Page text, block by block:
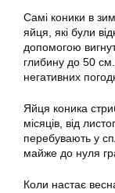
Самі коники в
яйця, які були
допомогою
глибину до 50
негативних
Яйця коника
місяців, від
перебувають у
майже до нуля
Коли настає